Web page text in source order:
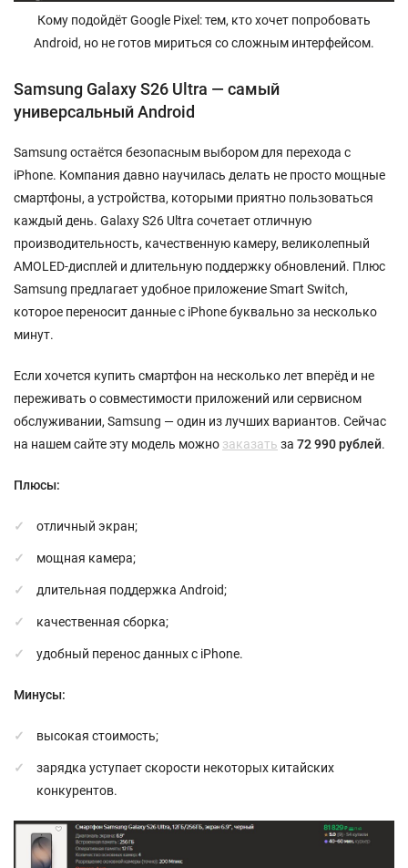
Кому подойдёт Google Pixel: тем, кто хочет попробовать
Android, но не готов мириться со сложным интерфейсом.
Samsung Galaxy S26 Ultra — самый
универсальный Android
Samsung остаётся безопасным выбором для перехода с
iPhone. Компания давно научилась делать не просто мощные
смартфоны, а устройства, которыми приятно пользоваться
каждый день. Galaxy S26 Ultra сочетает отличную
производительность, качественную камеру, великолепный
AMOLED-дисплей и длительную поддержку обновлений. Плюс
Samsung предлагает удобное приложение Smart Switch,
которое переносит данные с iPhone буквально за несколько
минут.
Если хочется купить смартфон на несколько лет вперёд и не
переживать о совместимости приложений или сервисном
обслуживании, Samsung — один из лучших вариантов. Сейчас
на нашем сайте эту модель можно заказать за 72 990 рублей.
Плюсы:
отличный экран;
мощная камера;
длительная поддержка Android;
качественная сборка;
удобный перенос данных с iPhone.
Минусы:
высокая стоимость;
зарядка уступает скорости некоторых китайских
конкурентов.